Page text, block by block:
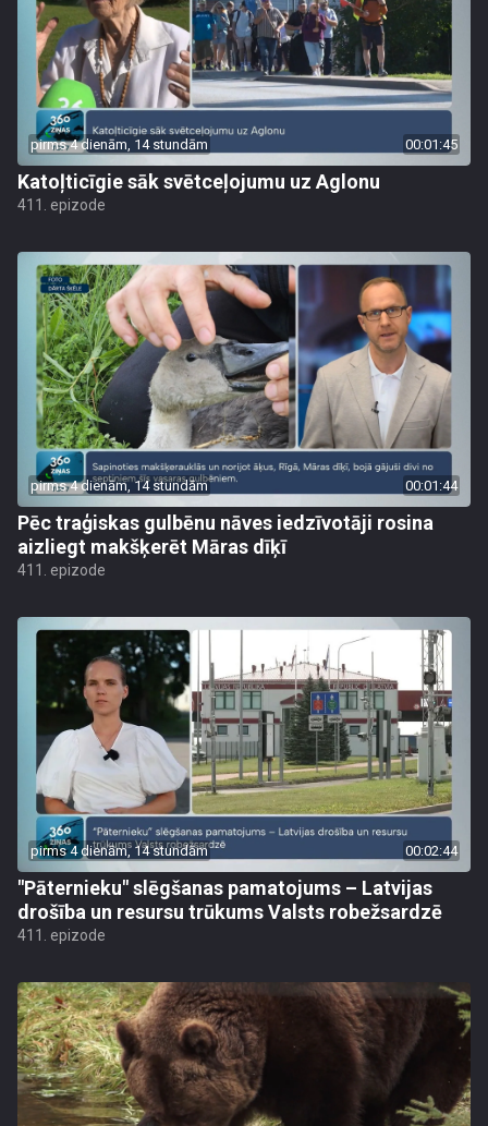
pirms 4 dienām, 14 stundām 00:01:45
Katoļticīgie sāk svētceļojumu uz Aglonu
411. epizode
pirms 4 dienām, 14 stundām 00:01:44
Pēc traģiskas gulbēnu nāves iedzīvotāji rosina
aizliegt makšķerēt Māras dīķī
411. epizode
pirms 4 dienām, 14 stundām 00:02:44
"Pāternieku" slēgšanas pamatojums – Latvijas
drošība un resursu trūkums Valsts robežsardzē
411. epizode